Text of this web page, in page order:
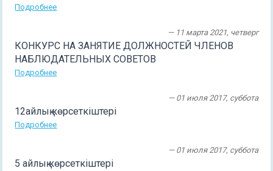
Подробнее
— 11 марта 2021, четверг
КОНКУРС НА ЗАНЯТИЕ ДОЛЖНОСТЕЙ ЧЛЕНОВ
НАБЛЮДАТЕЛЬНЫХ СОВЕТОВ
Подробнее
— 01 июля 2017, суббота
12айлық көрсеткіштері
Подробнее
— 01 июля 2017, суббота
5 айлық көрсеткіштері